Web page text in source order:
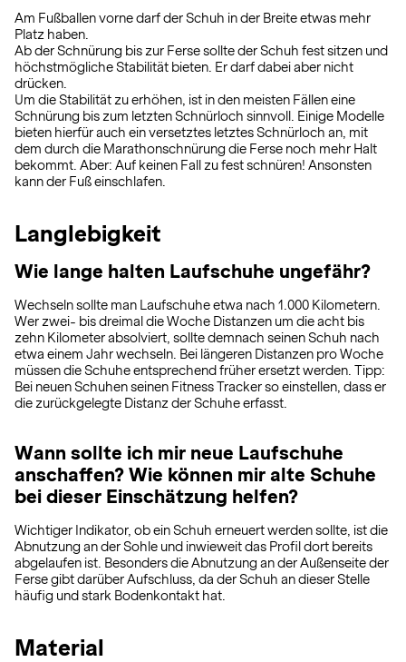
Am Fußballen vorne darf der Schuh in der Breite etwas mehr
Platz haben.
Ab der Schnürung bis zur Ferse sollte der Schuh fest sitzen und
höchstmögliche Stabilität bieten. Er darf dabei aber nicht
drücken.
Um die Stabilität zu erhöhen, ist in den meisten Fällen eine
Schnürung bis zum letzten Schnürloch sinnvoll. Einige Modelle
bieten hierfür auch ein versetztes letztes Schnürloch an, mit
dem durch die Marathonschnürung die Ferse noch mehr Halt
bekommt. Aber: Auf keinen Fall zu fest schnüren! Ansonsten
kann der Fuß einschlafen.
Langlebigkeit
Wie lange halten Laufschuhe ungefähr?
Wechseln sollte man Laufschuhe etwa nach 1.000 Kilometern.
Wer zwei- bis dreimal die Woche Distanzen um die acht bis
zehn Kilometer absolviert, sollte demnach seinen Schuh nach
etwa einem Jahr wechseln. Bei längeren Distanzen pro Woche
müssen die Schuhe entsprechend früher ersetzt werden. Tipp:
Bei neuen Schuhen seinen Fitness Tracker so einstellen, dass er
die zurückgelegte Distanz der Schuhe erfasst.
Wann sollte ich mir neue Laufschuhe
anschaffen? Wie können mir alte Schuhe
bei dieser Einschätzung helfen?
Wichtiger Indikator, ob ein Schuh erneuert werden sollte, ist die
Abnutzung an der Sohle und inwieweit das Profil dort bereits
abgelaufen ist. Besonders die Abnutzung an der Außenseite der
Ferse gibt darüber Aufschluss, da der Schuh an dieser Stelle
häufig und stark Bodenkontakt hat.
Material